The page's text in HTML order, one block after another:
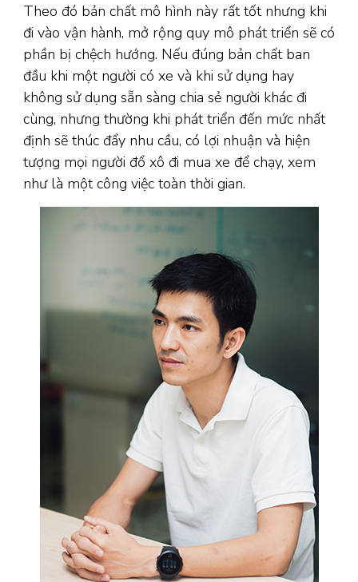
Theo đó bản chất mô hình này rất tốt nhưng khi
đi vào vận hành, mở rộng quy mô phát triển sẽ có
phần bị chệch hướng. Nếu đúng bản chất ban
đầu khi một người có xe và khi sử dụng hay
không sử dụng sẵn sàng chia sẻ người khác đi
cùng, nhưng thường khi phát triển đến mức nhất
định sẽ thúc đẩy nhu cầu, có lợi nhuận và hiện
tượng mọi người đổ xô đi mua xe để chạy, xem
như là một công việc toàn thời gian.